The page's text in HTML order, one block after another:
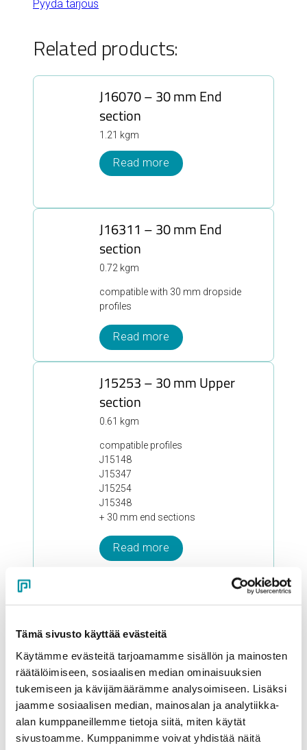
Tämä sivusto käyttää evästeitä
Käytämme evästeitä tarjoamamme sisällön ja mainosten
räätälöimiseen, sosiaalisen median ominaisuuksien
tukemiseen ja kävijämäärämme analysoimiseen. Lisäksi
jaamme sosiaalisen median, mainosalan ja analytiikka-
alan kumppaneillemme tietoja siitä, miten käytät
sivustoamme. Kumppanimme voivat yhdistää näitä
Pyydä tarjous
Related products:
J16070 – 30 mm End
section
1.21 kgm
Read more
J16311 – 30 mm End
section
0.72 kgm
compatible with 30 mm dropside
profiles
Read more
J15253 – 30 mm Upper
section
0.61 kgm
compatible profiles
J15148
J15347
J15254
J15348
+ 30 mm end sections
Read more
J15254 – 30 mm Lower
section
0.78 kgm
compatible profiles
J15148
J15347
+ 30 mm end sections
Read more